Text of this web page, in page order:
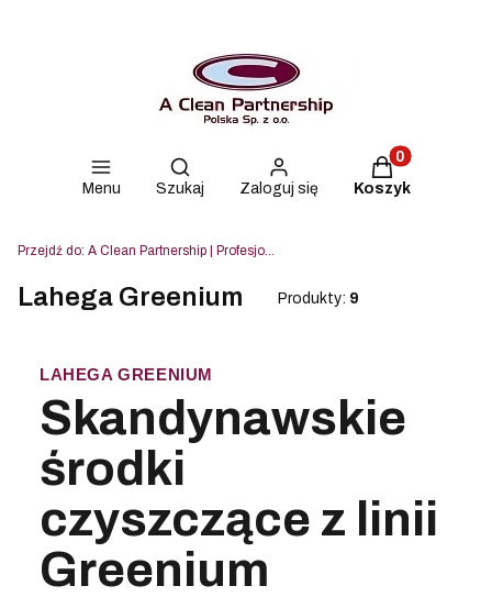
Menu
Otwórz wyszukiwarkę
Szukaj Zaloguj się
Produkty w
Koszyk
Przejdź do: A Clean Partnership | Profesjonalne środki czyszczące Lahega, Blue & Green i Strovels
Lahega Greenium Produkty: 9
LAHEGA GREENIUM
Skandynawskie
środki
czyszczące z linii
Greenium